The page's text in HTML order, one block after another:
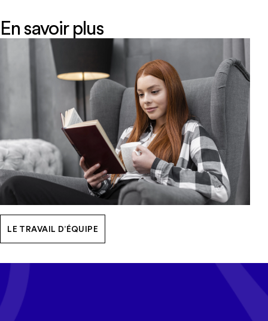
En savoir plus
LE TRAVAIL D’ÉQUIPE
Tous les mois, recevez l'actualité